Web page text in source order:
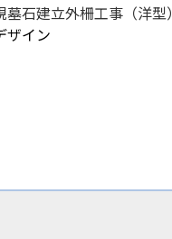
墓石建立外柵工事（洋型）
ザイン